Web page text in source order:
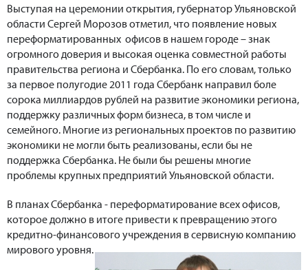
Выступая на церемонии открытия, губернатор Ульяновской
области Сергей Морозов отметил, что появление новых
переформатированных офисов в нашем городе – знак
огромного доверия и высокая оценка совместной работы
правительства региона и Сбербанка. По его словам, только
за первое полугодие 2011 года Сбербанк направил боле
сорока миллиардов рублей на развитие экономики региона,
поддержку различных форм бизнеса, в том числе и
семейного. Многие из региональных проектов по развитию
экономики не могли быть реализованы, если бы не
поддержка Сбербанка. Не были бы решены многие
проблемы крупных предприятий Ульяновской области.
В планах Сбербанка - переформатирование всех офисов,
которое должно в итоге привести к превращению этого
кредитно-финансового учреждения в сервисную компанию
мирового уровня.